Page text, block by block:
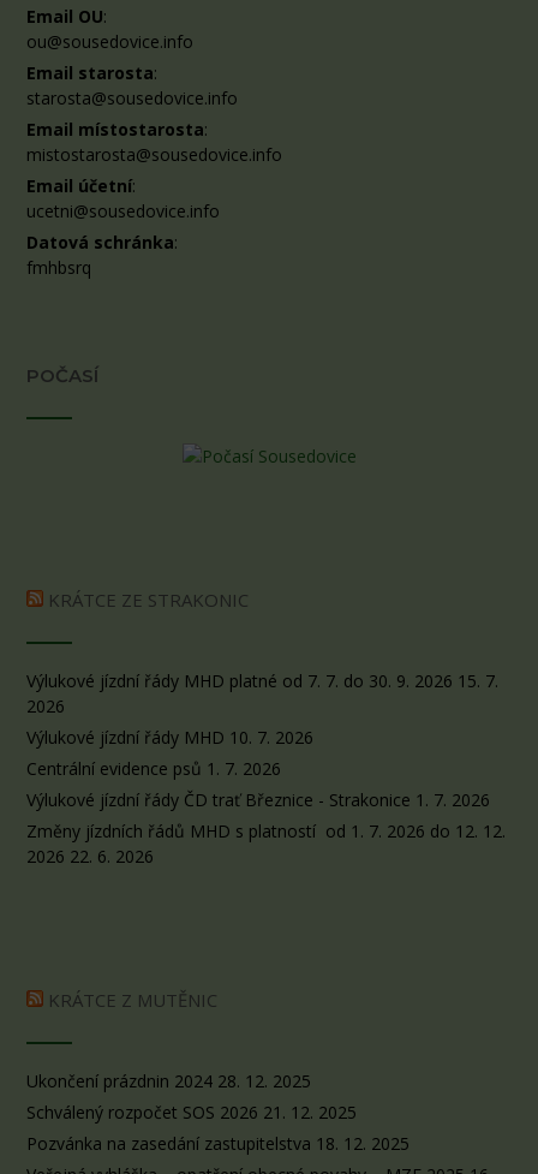
Email OU:
ou@sousedovice.info
Email starosta:
starosta@sousedovice.info
Email místostarosta:
mistostarosta@sousedovice.info
Email účetní:
ucetni@sousedovice.info
Datová schránka:
fmhbsrq
POČASÍ
KRÁTCE ZE STRAKONIC
Výlukové jízdní řády MHD platné od 7. 7. do 30. 9. 2026 15. 7.
2026
Výlukové jízdní řády MHD 10. 7. 2026
Centrální evidence psů 1. 7. 2026
Výlukové jízdní řády ČD trať Březnice - Strakonice 1. 7. 2026
Změny jízdních řádů MHD s platností od 1. 7. 2026 do 12. 12.
2026 22. 6. 2026
KRÁTCE Z MUTĚNIC
Ukončení prázdnin 2024 28. 12. 2025
Schválený rozpočet SOS 2026 21. 12. 2025
Pozvánka na zasedání zastupitelstva 18. 12. 2025